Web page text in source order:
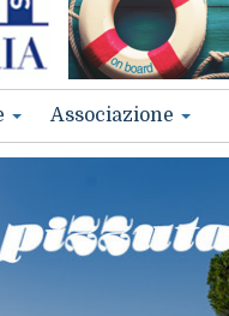
Associazione